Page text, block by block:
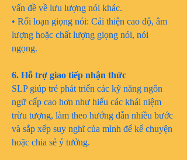
vấn đề về lưu lượng nói khác.
• Rối loạn giọng nói: Cải thiện cao độ, âm
lượng hoặc chất lượng giọng nói, nói
ngọng.
6. Hỗ trợ giao tiếp nhận thức
SLP giúp trẻ phát triển các kỹ năng ngôn
ngữ cấp cao hơn như hiểu các khái niệm
trừu tượng, làm theo hướng dẫn nhiều bước
và sắp xếp suy nghĩ của mình để kể chuyện
hoặc chia sẻ ý tưởng.